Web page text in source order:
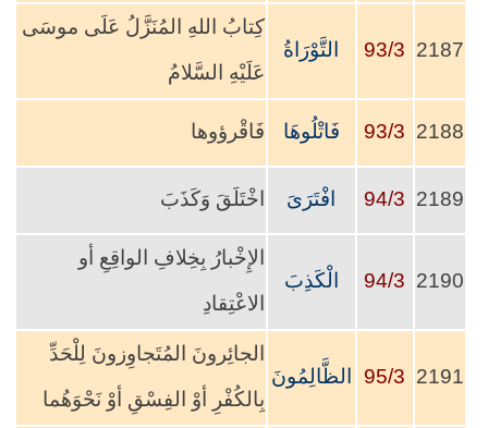
2187
93/3 التَّوْرَاةُ
كِتابُ اللهِ المُنَزَّلُ عَلَى موسَى
عَلَيْهِ السَّلامُ
2188
93/3 فَاتْلُوهَا فَاقْرؤوها
2189
94/3 افْتَرَىَ اخْتَلَقَ وَكَذَبَ
2190
94/3 الْكَذِبَ
الإِخْبارُ بِخِلافِ الواقِعِ أو
الاعْتِقادِ
2191
95/3 الظَّالِمُونَ
الجائِرونَ المُتَجاوِزونَ لِلْحَدِّ
بِالكُفْرِ أوْ الفِسْقِ أوْ نَحْوَهُما